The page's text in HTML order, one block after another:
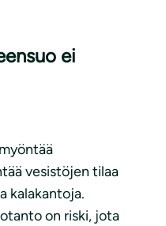
ei
vesistöjen tilaa
kalakantoja.
on riski, jota